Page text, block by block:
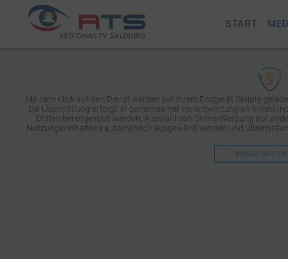
START
Mit dem Klick auf den Dienst werden auf Ihrem Endgerät Skripte
Die Übermittlung erfolgt: in gemeinsamer Verantwortung an Vimeo
Dritten bereitgestellt werden, Auswahl von Online-Werbung auf
Nutzungsverhaltens automatisch ausgewählt werden und
INHALT